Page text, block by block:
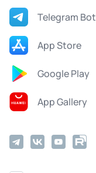
Telegram Bot
App Store
Google Play
App Gallery